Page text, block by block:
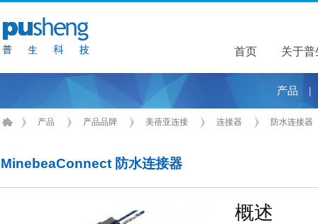
首页 关于普
关于普
产品
产品 产品品牌 美蓓亚连接 连接器 防水连接器
MinebeaConnect 防水连接器
概述